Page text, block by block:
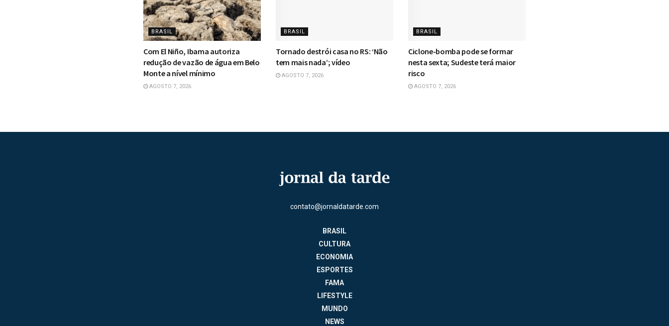
BRASIL
Com El Niño, Ibama autoriza
redução de vazão de água em Belo
Monte a nível mínimo
AGOSTO 7, 2026
BRASIL
Tornado destrói casa no RS: ‘Não
tem mais nada’; vídeo
AGOSTO 7, 2026
BRASIL
Ciclone-bomba pode se formar
nesta sexta; Sudeste terá maior
risco
AGOSTO 7, 2026
contato@jornaldatarde.com
BRASIL
CULTURA
ECONOMIA
ESPORTES
FAMA
LIFESTYLE
MUNDO
NEWS